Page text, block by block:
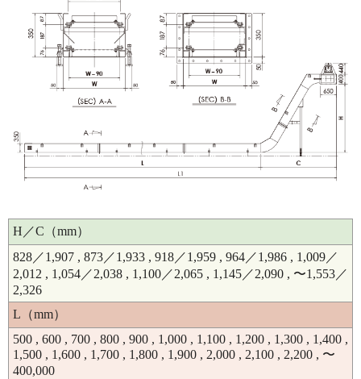
H／C（mm）
828／1,907 , 873／1,933 , 918／1,959 , 964／1,986 , 1,009／
2,012 , 1,054／2,038 , 1,100／2,065 , 1,145／2,090 , 〜1,553／
2,326
L（mm）
500 , 600 , 700 , 800 , 900 , 1,000 , 1,100 , 1,200 , 1,300 , 1,400 ,
1,500 , 1,600 , 1,700 , 1,800 , 1,900 , 2,000 , 2,100 , 2,200 , 〜
400,000